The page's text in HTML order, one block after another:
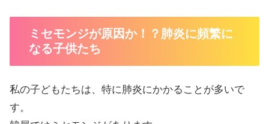
ミセモンジが原因か！？肺炎に頻繁に
なる子供たち
私の子どもたちは、特に肺炎にかかることが多いで
す。